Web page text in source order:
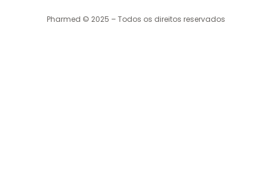
Pharmed © 2025 – Todos os direitos reservados